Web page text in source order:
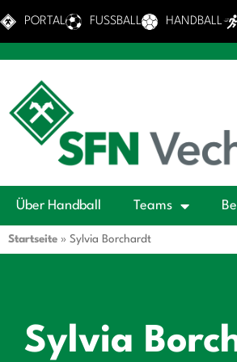
PORTAL FUSSBALL HANDBALL
Über Handball Teams
Startseite » Sylvia Borchardt
Sylvia